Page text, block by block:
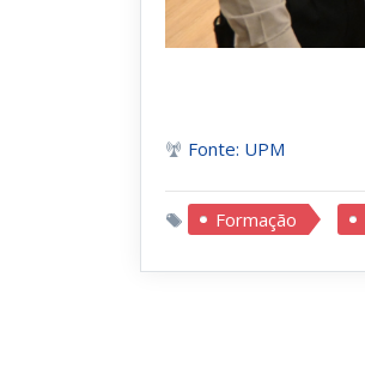
Fonte: UPM
Formação